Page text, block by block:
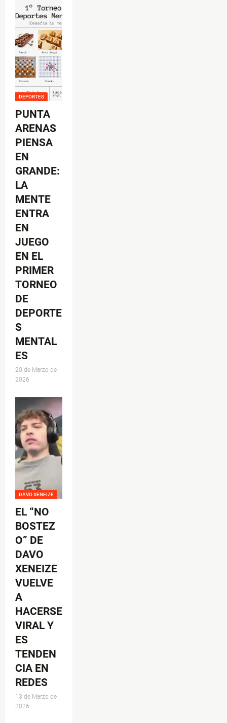
DEPORTES
PUNTA
ARENAS
PIENSA
EN
GRANDE:
LA
MENTE
ENTRA
EN
JUEGO
EN EL
PRIMER
TORNEO
DE
DEPORTE
S
MENTAL
ES
20 de Marzo de
2026
DAVO XENEIZE
EL “NO
BOSTEZ
O” DE
DAVO
XENEIZE
VUELVE
A
HACERSE
VIRAL Y
ES
TENDEN
CIA EN
REDES
13 de Marzo de
2026